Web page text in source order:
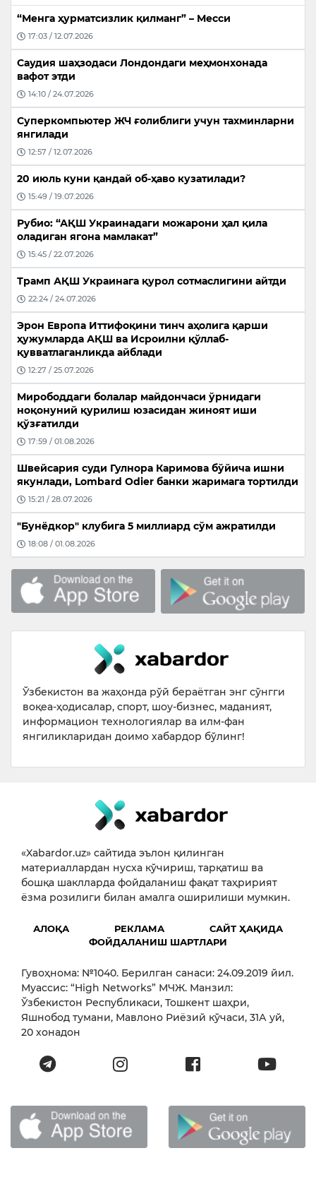
“Менга ҳурматсизлик қилманг” – Месси
17:03 / 12.07.2026
Саудия шаҳзодаси Лондондаги меҳмонхонада
вафот этди
14:10 / 24.07.2026
Суперкомпьютер ЖЧ ғолиблиги учун тахминларни
янгилади
12:57 / 12.07.2026
20 июль куни қандай об-ҳаво кузатилади?
15:49 / 19.07.2026
Рубио: “АҚШ Украинадаги можарони ҳал қила
оладиган ягона мамлакат”
15:45 / 22.07.2026
Трамп АҚШ Украинага қурол сотмаслигини айтди
22:24 / 24.07.2026
Эрон Европа Иттифоқини тинч аҳолига қарши
ҳужумларда АҚШ ва Исроилни қўллаб-
қувватлаганликда айблади
12:27 / 25.07.2026
Мирободдаги болалар майдончаси ўрнидаги
ноқонуний қурилиш юзасидан жиноят иши
қўзғатилди
17:59 / 01.08.2026
Швейсария суди Гулнора Каримова бўйича ишни
якунлади, Lombard Odier банки жаримага тортилди
15:21 / 28.07.2026
"Бунёдкор" клубига 5 миллиард сўм ажратилди
18:08 / 01.08.2026
Ўзбекистон ва жаҳонда рўй бераётган энг сўнгги
воқеа-ҳодисалар, спорт, шоу-бизнес, маданият,
информацион технологиялар ва илм-фан
янгиликларидан доимо хабардор бўлинг!
«Xabardor.uz» сайтида эълон қилинган
материаллардан нусха кўчириш, тарқатиш ва
бошқа шаклларда фойдаланиш фақат таҳририят
ёзма розилиги билан амалга оширилиши мумкин.
АЛОҚА РЕКЛАМА
САЙТ ҲАҚИДА
ФОЙДАЛАНИШ ШАРТЛАРИ
Гувоҳнома: №1040. Берилган санаси: 24.09.2019 йил.
Муассис: “High Networks” МЧЖ. Манзил:
Ўзбекистон Республикаси, Тошкент шаҳри,
Яшнобод тумани, Мавлоно Риёзий кўчаси, 31А уй,
20 хонадон